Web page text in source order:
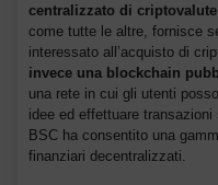
centralizzato di criptovalute
come tutte le altre, fornisce
interessato all’acquisto di
invece una blockchain
una rete in cui gli utenti
idee ed effettuare
BSC ha consentito una
finanziari decentralizzati.